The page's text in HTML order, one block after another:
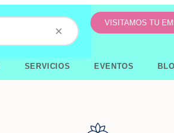
VISITAMOS TU
SERVICIOS EVENTOS